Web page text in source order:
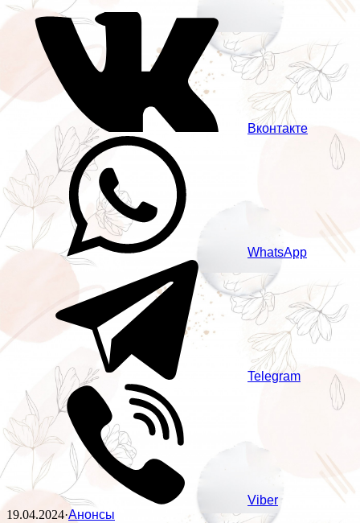
Вконтакте
WhatsApp
Telegram
Viber
19.04.2024·Анонсы